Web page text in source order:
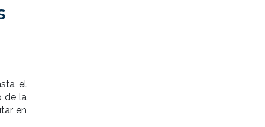
el
de la
en